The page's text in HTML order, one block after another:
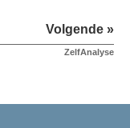
Volgende »
ZelfAnalyse